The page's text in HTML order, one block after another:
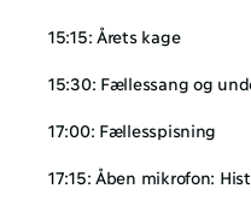
15:15: Årets kage
15:30: Fællessang og
17:00: Fællesspisning
17:15: Åben mikrofon: